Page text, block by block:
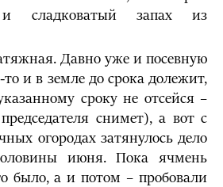
сладковатый запах из
Давно уже и посевную
и в земле до срока долежит,
сроку не отсейся –
снимет), а вот с
огородах затянулось дело
июня. Пока ячмень
было, а и потом – пробовали